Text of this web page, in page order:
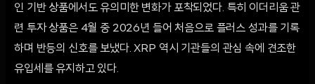
인 기반 상품에서도 유의미한 변화가 포착되었다. 특히 이더리움 관
련 투자 상품은 4월 중 2026년 들어 처음으로 플러스 성과를 기록
하며 반등의 신호를 보냈다. XRP 역시 기관들의 관심 속에 견조한
유입세를 유지하고 있다.